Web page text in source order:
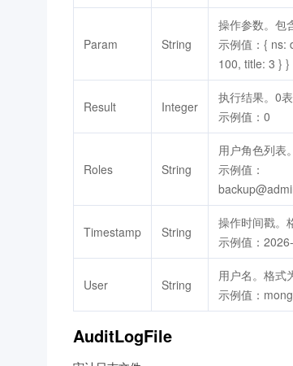
Param String
操作参数。包
示例值：{ ns:
100, title: 3 } }
Result Integer
执行结果。0
示例值：0
Roles String
用户角色列表
示例值：
Timestamp String
操作时间戳。
示例值：
User String
用户名。格式
示例值：
AuditLogFile